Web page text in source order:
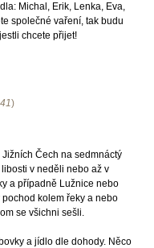
Michal, Erik, Lenka, Eva,
společné vaření, tak budu
chcete přijet!
)
Čech na sedmnáctý
v neděli nebo až v
a případně Lužnice nebo
kolem řeky a nebo
se všichni sešli.
a jídlo dle dohody. Něco